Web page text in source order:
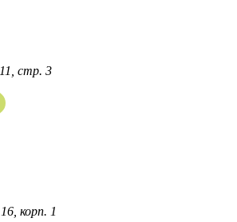
стр. 3
корп. 1